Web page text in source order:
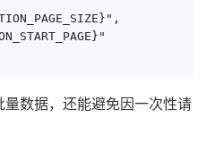
数据，还能避免因一次性请